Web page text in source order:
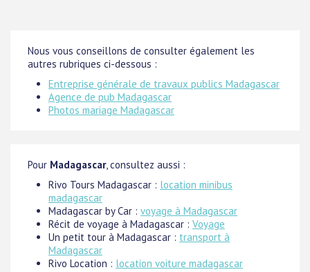
Nous vous conseillons de consulter également les
autres rubriques ci-dessous :
Entreprise générale de travaux publics Madagascar
Agence de pub Madagascar
Photos mariage Madagascar
Pour Madagascar, consultez aussi :
Rivo Tours Madagascar : location minibus
madagascar
Madagascar by Car : voyage à Madagascar
Récit de voyage à Madagascar : Voyage
Un petit tour à Madagascar : transport à
Madagascar
Rivo Location : location voiture madagascar